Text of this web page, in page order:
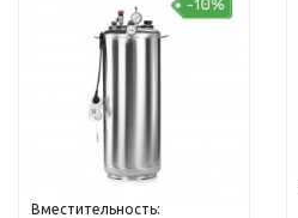
Вместительность: